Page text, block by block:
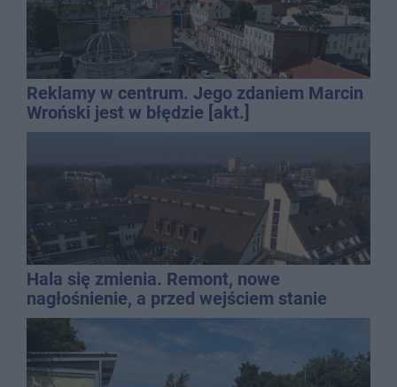
Reklamy w centrum. Jego zdaniem Marcin
Wroński jest w błędzie [akt.]
Hala się zmienia. Remont, nowe
nagłośnienie, a przed wejściem stanie
QEMETICA ARENA